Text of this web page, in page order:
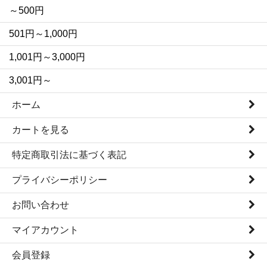
～500円
501円～1,000円
1,001円～3,000円
3,001円～
ホーム
カートを見る
特定商取引法に基づく表記
プライバシーポリシー
お問い合わせ
マイアカウント
会員登録